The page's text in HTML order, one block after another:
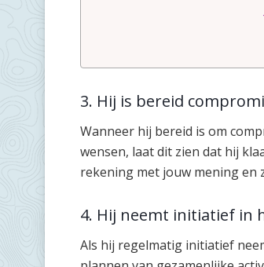
3. Hij is bereid
Wanneer hij bereid is om
wensen, laat dit zien dat hij
rekening met jouw mening en
4. Hij neemt initiatief in
Als hij regelmatig initiatief